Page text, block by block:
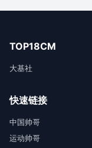
TOP18CM
大基社
快速链接
中国帅哥
运动帅哥